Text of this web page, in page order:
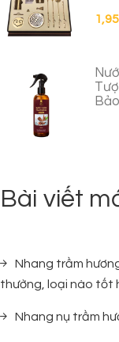
Bài viết
Nhang trầm
thường, loại nào tốt
Nhang nụ trầm